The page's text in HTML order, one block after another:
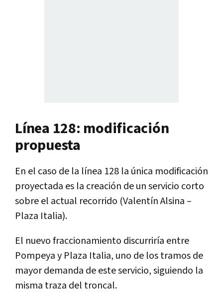
Línea 128: modificación
propuesta
En el caso de la línea 128 la única modificación
proyectada es la creación de un servicio corto
sobre el actual recorrido (Valentín Alsina –
Plaza Italia).
El nuevo fraccionamiento discurriría entre
Pompeya y Plaza Italia, uno de los tramos de
mayor demanda de este servicio, siguiendo la
misma traza del troncal.